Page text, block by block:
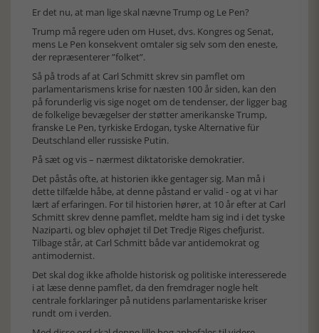
Er det nu, at man lige skal nævne Trump og Le Pen?
Trump må regere uden om Huset, dvs. Kongres og Senat,
mens Le Pen konsekvent omtaler sig selv som den eneste,
der repræsenterer ”folket”.
Så på trods af at Carl Schmitt skrev sin pamflet om
parlamentarismens krise for næsten 100 år siden, kan den
på forunderlig vis sige noget om de tendenser, der ligger bag
de folkelige bevægelser der støtter amerikanske Trump,
franske Le Pen, tyrkiske Erdogan, tyske Alternative für
Deutschland eller russiske Putin.
På sæt og vis – nærmest diktatoriske demokratier.
Det påstås ofte, at historien ikke gentager sig. Man må i
dette tilfælde håbe, at denne påstand er valid - og at vi har
lært af erfaringen. For til historien hører, at 10 år efter at Carl
Schmitt skrev denne pamflet, meldte ham sig ind i det tyske
Naziparti, og blev ophøjet til Det Tredje Riges chefjurist.
Tilbage står, at Carl Schmitt både var antidemokrat og
antimodernist.
Det skal dog ikke afholde historisk og politiske interesserede
i at læse denne pamflet, da den fremdrager nogle helt
centrale forklaringer på nutidens parlamentariske kriser
rundt om i verden.